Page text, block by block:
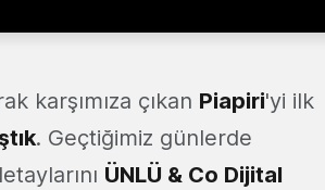
karşımıza çıkan Piapiri'yi ilk
. Geçtiğimiz günlerde
ÜNLÜ & Co Dijital